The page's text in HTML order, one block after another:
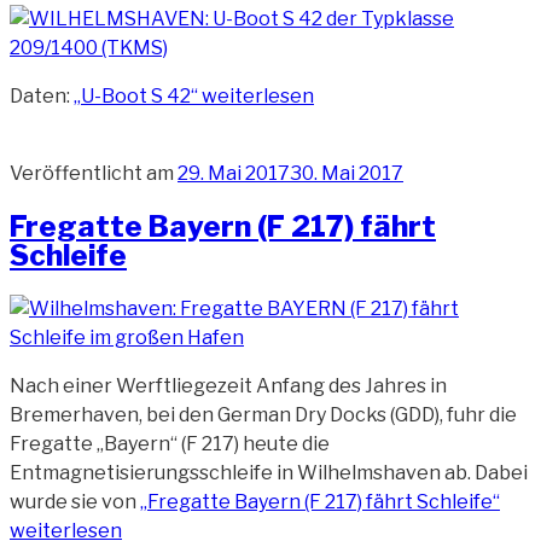
Daten: „U-Boot S 42“weiterlesen
Veröffentlicht am 29. Mai 201730. Mai 2017
Fregatte Bayern (F 217) fährt
Schleife
Nach einer Werftliegezeit Anfang des Jahres in
Bremerhaven, bei den German Dry Docks (GDD), fuhr die
Fregatte „Bayern“ (F 217) heute die
Entmagnetisierungsschleife in Wilhelmshaven ab. Dabei
wurde sie von „Fregatte Bayern (F 217) fährt Schleife“
weiterlesen